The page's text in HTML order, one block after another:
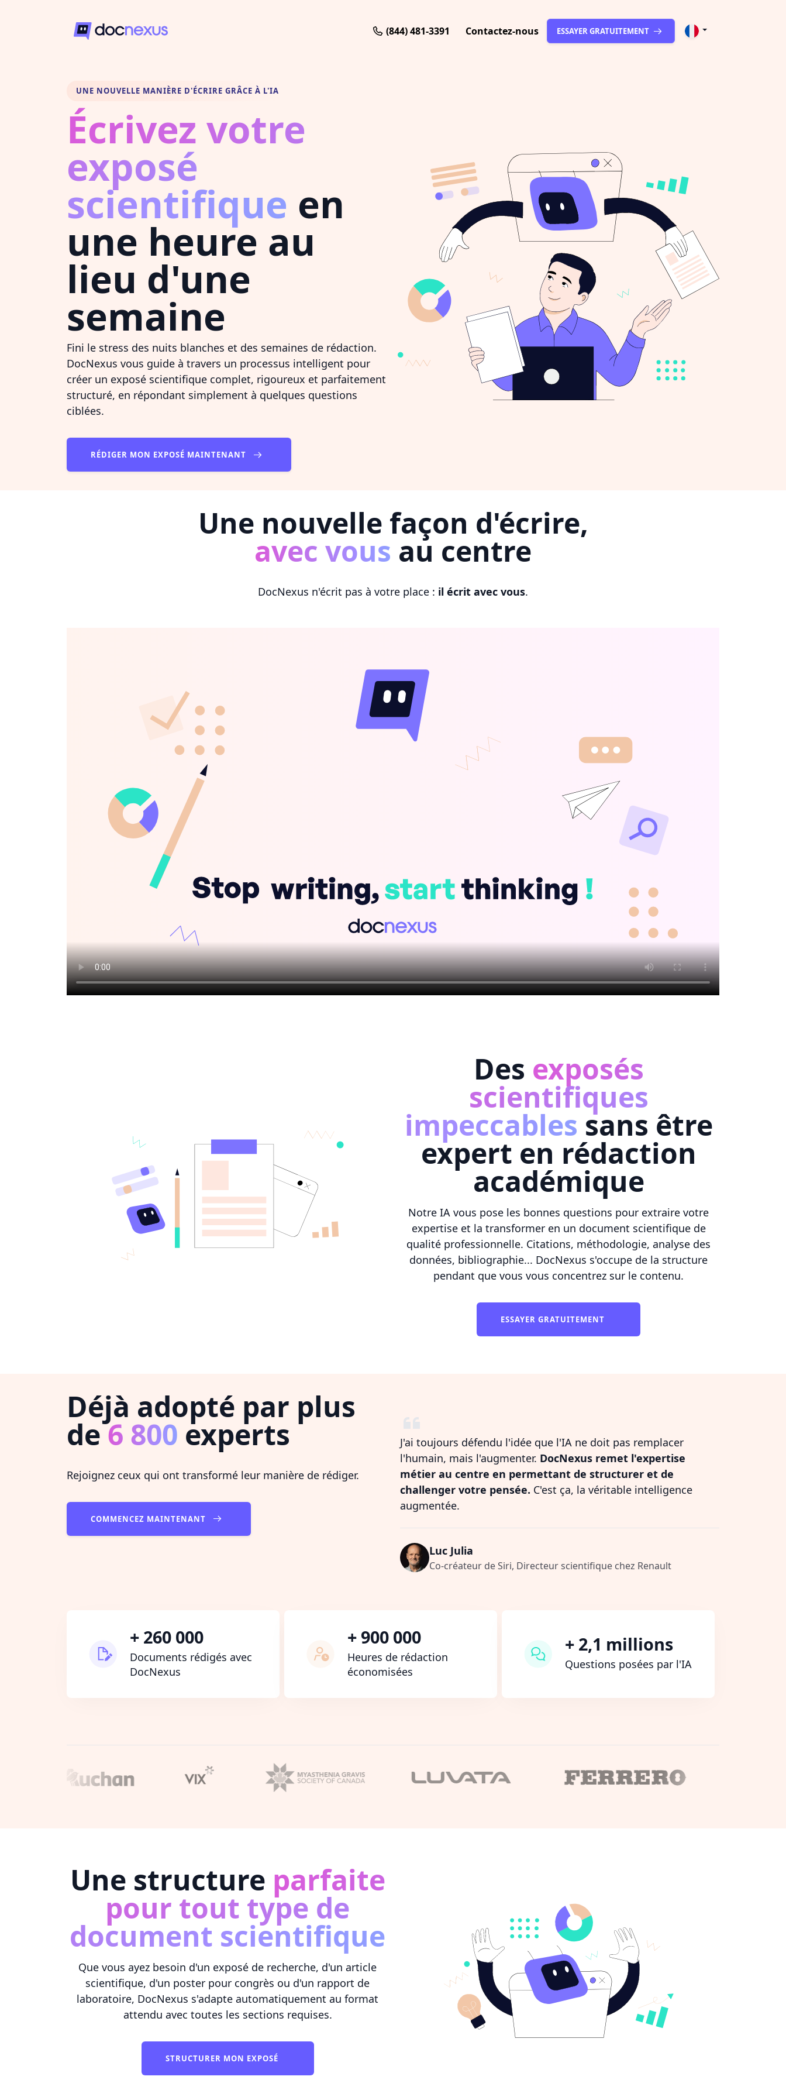
(844) 481-3391 Contactez-nous ESSAYER GRATUITEMENT
UNE NOUVELLE MANIÈRE D'ÉCRIRE GRÂCE À L'IA
Écrivez votre
exposé
scientifique en
une heure au
lieu d'une
semaine
Fini le stress des nuits blanches et des semaines de rédaction.
DocNexus vous guide à travers un processus intelligent pour
créer un exposé scientifique complet, rigoureux et parfaitement
structuré, en répondant simplement à quelques questions
ciblées.
RÉDIGER MON EXPOSÉ MAINTENANT
Une nouvelle façon d'écrire,
avec vous au centre
DocNexus n'écrit pas à votre place : il écrit avec vous.
Des exposés
scientifiques
impeccables sans être
expert en rédaction
académique
Notre IA vous pose les bonnes questions pour extraire votre
expertise et la transformer en un document scientifique de
qualité professionnelle. Citations, méthodologie, analyse des
données, bibliographie... DocNexus s'occupe de la structure
pendant que vous vous concentrez sur le contenu.
ESSAYER GRATUITEMENT
Déjà adopté par plus
de6 800 experts
Rejoignez ceux qui ont transformé leur manière de rédiger.
COMMENCEZ MAINTENANT
J'ai toujours défendu l'idée que l'IA ne doit pas remplacer
l'humain, mais l'augmenter. DocNexus remet l'expertise
métier au centre en permettant de structurer et de
challenger votre pensée. C'est ça, la véritable intelligence
augmentée.
Luc Julia
Co-créateur de Siri, Directeur scientifique chez Renault
+ 260 000
Documents rédigés avec
DocNexus
+ 900 000
Heures de rédaction
économisées
+ 2,1 millions
Questions posées par l'IA
Une structure parfaite
pour tout type de
document scientifique
Que vous ayez besoin d'un exposé de recherche, d'un article
scientifique, d'un poster pour congrès ou d'un rapport de
laboratoire, DocNexus s'adapte automatiquement au format
attendu avec toutes les sections requises.
STRUCTURER MON EXPOSÉ